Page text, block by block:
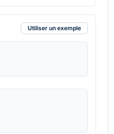
Utiliser un exemple